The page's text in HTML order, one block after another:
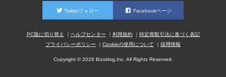
Twitterフォロー Facebookページ
PC版に切り替え ヘルプセンター 利用規約
特定商取引法に基づく表記
プライバシーポリシー
Cookieの使用について 採用情報
Copyright © 2026 Booklog,Inc. All Rights Reserved.